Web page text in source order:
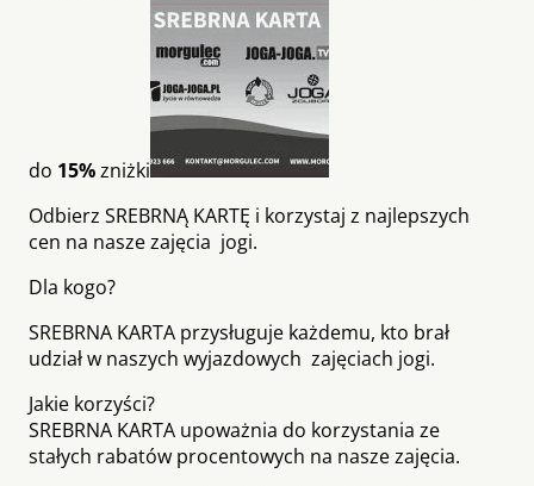
do 15%zniżki
Odbierz SREBRNĄ KARTĘ i korzystaj z najlepszych
cen na nasze zajęcia jogi.
Dla kogo?
SREBRNA KARTA przysługuje każdemu, kto brał
udział w naszych wyjazdowych zajęciach jogi.
Jakie korzyści?
SREBRNA KARTA upoważnia do korzystania ze
stałych rabatów procentowych na nasze zajęcia.